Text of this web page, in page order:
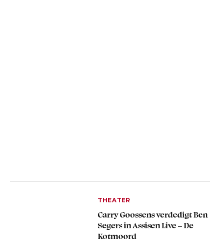
THEATER
Carry Goossens verdedigt Ben
Segers in Assisen Live – De
Kotmoord